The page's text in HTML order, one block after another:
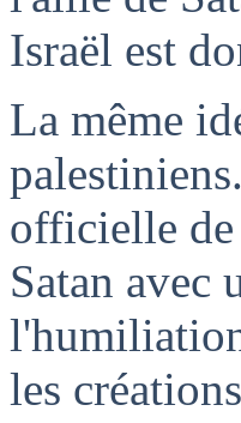
Israël est
La même
officielle
Satan avec
les